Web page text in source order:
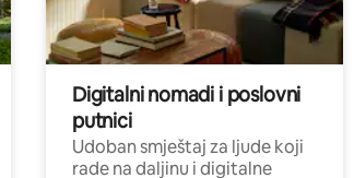
Digitalni nomadi i poslovni
putnici
Udoban smještaj za ljude koji
rade na daljinu i digitalne